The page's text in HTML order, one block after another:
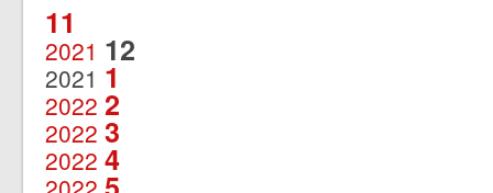
11
2021 12
2021 1
2022 2
2022 3
2022 4